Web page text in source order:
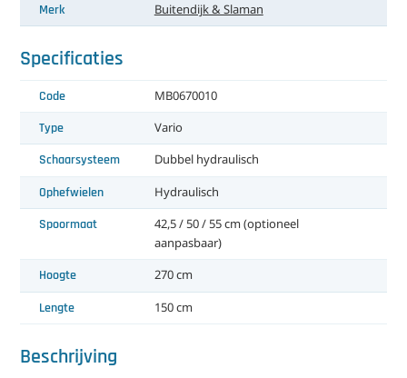
Merk Buitendijk & Slaman
Specificaties
Code MB0670010
Type Vario
Schaarsysteem Dubbel hydraulisch
Ophefwielen Hydraulisch
Spoormaat
42,5 / 50 / 55 cm (optioneel
aanpasbaar)
Hoogte 270 cm
Lengte 150 cm
Beschrijving